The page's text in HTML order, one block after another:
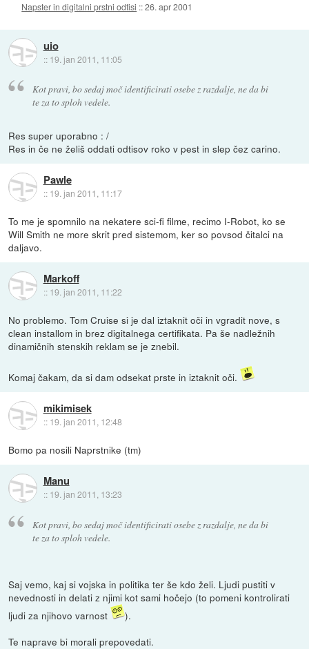
Napster in digitalni prstni odtisi ::26. apr 2001
uio
:: 19. jan 2011, 11:05
Kot pravi, bo sedaj moč identificirati osebe z razdalje, ne da bi
te za to sploh vedele.
Res super uporabno : /
Res in če ne želiš oddati odtisov roko v pest in slep čez carino.
Pawle
:: 19. jan 2011, 11:17
To me je spomnilo na nekatere sci-fi filme, recimo I-Robot, ko se
Will Smith ne more skrit pred sistemom, ker so povsod čitalci na
daljavo.
Markoff
:: 19. jan 2011, 11:22
No problemo. Tom Cruise si je dal iztaknit oči in vgradit nove, s
clean installom in brez digitalnega certifikata. Pa še nadležnih
dinamičnih stenskih reklam se je znebil.
Komaj čakam, da si dam odsekat prste in iztaknit oči.
mikimisek
:: 19. jan 2011, 12:48
Bomo pa nosili Naprstnike (tm)
Manu
:: 19. jan 2011, 13:23
Kot pravi, bo sedaj moč identificirati osebe z razdalje, ne da bi
te za to sploh vedele.
Saj vemo, kaj si vojska in politika ter še kdo želi. Ljudi pustiti v
nevednosti in delati z njimi kot sami hočejo (to pomeni kontrolirati
ljudi za njihovo varnost
).
Te naprave bi morali prepovedati.